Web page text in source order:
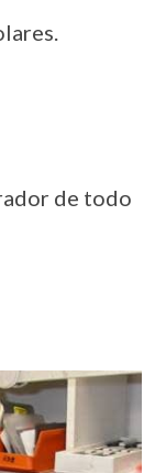
de todo